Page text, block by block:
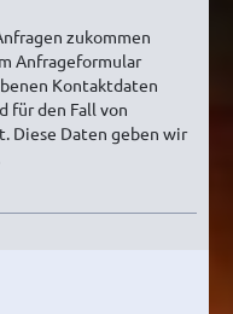
zukommen
Anfrageformular
Kontaktdaten
für den Fall von
Diese Daten geben wir